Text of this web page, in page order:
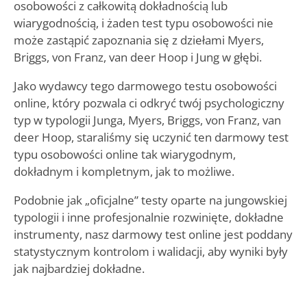
osobowości z całkowitą dokładnością lub
wiarygodnością, i żaden test typu osobowości nie
może zastąpić zapoznania się z dziełami Myers,
Briggs, von Franz, van deer Hoop i Jung w głębi.
Jako wydawcy tego darmowego testu osobowości
online, który pozwala ci odkryć twój psychologiczny
typ w typologii Junga, Myers, Briggs, von Franz, van
deer Hoop, staraliśmy się uczynić ten darmowy test
typu osobowości online tak wiarygodnym,
dokładnym i kompletnym, jak to możliwe.
Podobnie jak „oficjalne” testy oparte na jungowskiej
typologii i inne profesjonalnie rozwinięte, dokładne
instrumenty, nasz darmowy test online jest poddany
statystycznym kontrolom i walidacji, aby wyniki były
jak najbardziej dokładne.